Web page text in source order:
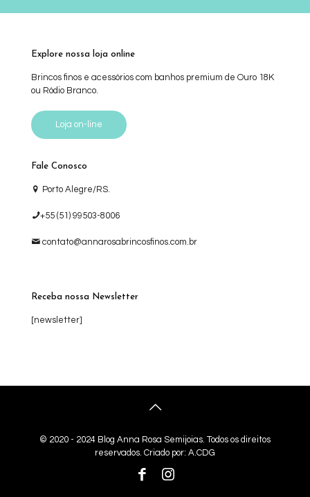
Explore nossa loja online
Brincos finos e acessórios com banhos premium de Ouro 18K
ou Ródio Branco.
Loja on-line
Fale Conosco
Porto Alegre/RS.
+55 (51) 99503-8006
contato@annarosabrincosfinos.com.br
Receba nossa Newsletter
[newsletter]
© 2020 - 2024 Blog Anna Rosa Semijoias. Todos os direitos
reservados. Criado por: A.CDG